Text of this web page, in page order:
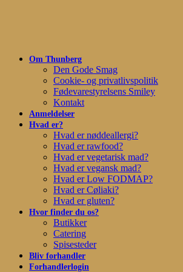
Om Thunberg
Den Gode Smag
Cookie- og privatlivspolitik
Fødevarestyrelsens Smiley
Kontakt
Anmeldelser
Hvad er?
Hvad er nøddeallergi?
Hvad er rawfood?
Hvad er vegetarisk mad?
Hvad er vegansk mad?
Hvad er Low FODMAP?
Hvad er Cøliaki?
Hvad er gluten?
Hvor finder du os?
Butikker
Catering
Spisesteder
Bliv forhandler
Forhandlerlogin